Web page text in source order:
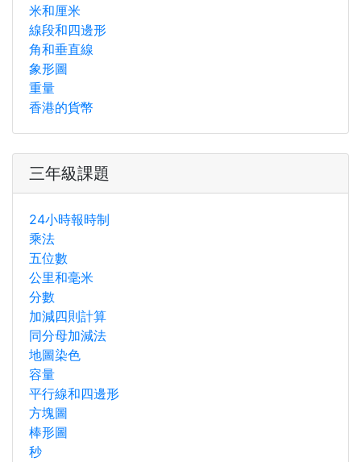
米和厘米
線段和四邊形
角和垂直線
象形圖
重量
香港的貨幣
三年級課題
24小時報時制
乘法
五位數
公里和毫米
分數
加減四則計算
同分母加減法
地圖染色
容量
平行線和四邊形
方塊圖
棒形圖
秒